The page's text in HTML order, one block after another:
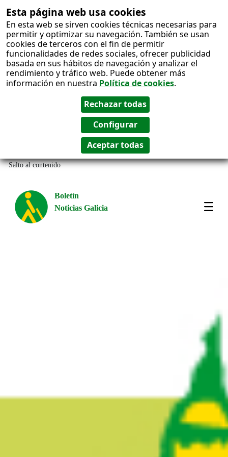
Esta página web usa cookies
En esta web se sirven cookies técnicas necesarias para
permitir y optimizar su navegación. También se usan
cookies de terceros con el fin de permitir
funcionalidades de redes sociales, ofrecer publicidad
basada en sus hábitos de navegación y analizar el
rendimiento y tráfico web. Puede obtener más
información en nuestra Política de cookies.
Salto al contenido
Boletín
Noticias Galicia